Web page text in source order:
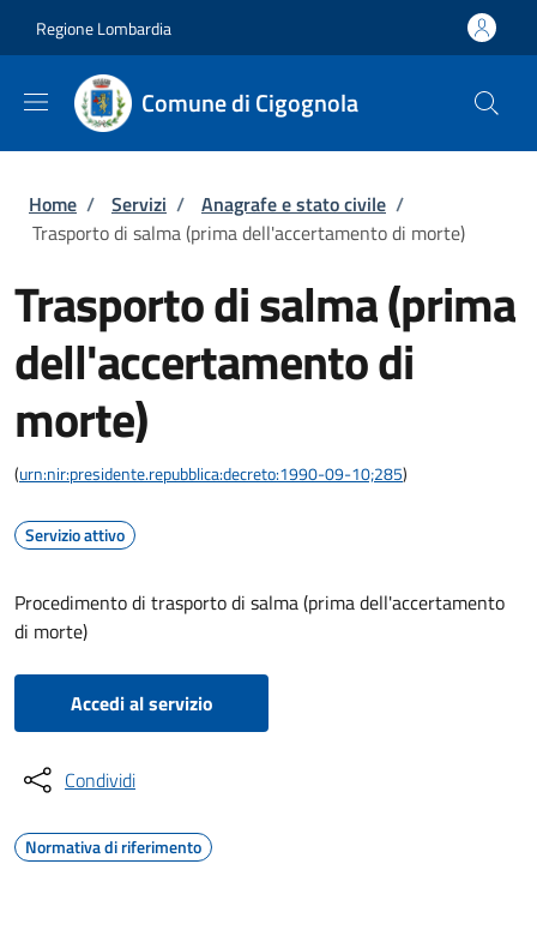
Regione Lombardia
Comune di Cigognola
Briciole di pane
Home / Servizi / Anagrafe e stato civile /
Trasporto di salma (prima dell'accertamento di morte)
Trasporto di salma (prima
dell'accertamento di
morte)
(urn:nir:presidente.repubblica:decreto:1990-09-10;285)
Servizio attivo
Procedimento di trasporto di salma (prima dell'accertamento
di morte)
Accedi al servizio
Condividi
Normativa di riferimento